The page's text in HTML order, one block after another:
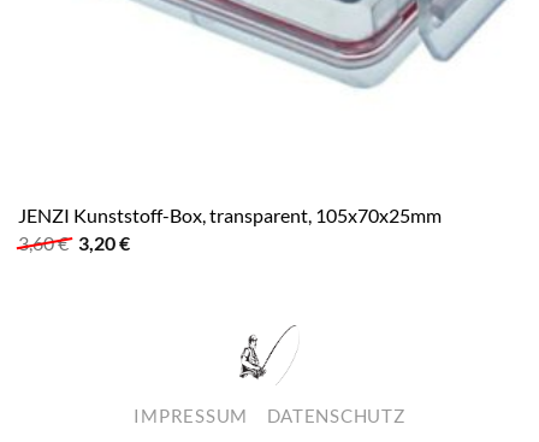
JENZI Kunststoff-Box, transparent, 105x70x25mm
3,60€ Ursprünglicher
Preis
3,20€Aktueller
IMPRESSUM DATENSCHUTZ